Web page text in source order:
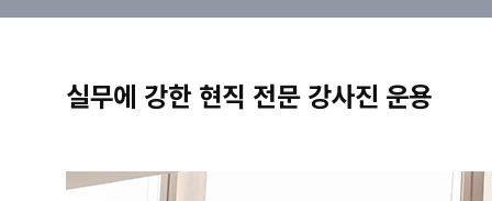
실무에 강한 현직 전문 강사진 운용